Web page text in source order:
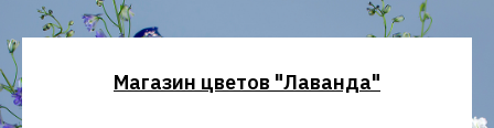
Магазин цветов "Лаванда"